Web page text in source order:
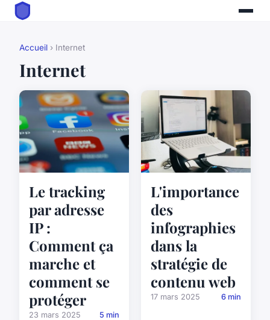
Accueil › Internet
Internet
Le tracking
par adresse
IP :
Comment ça
marche et
comment se
protéger
23 mars 2025 5 min
L'importance
des
infographies
dans la
stratégie de
contenu web
17 mars 2025 6 min